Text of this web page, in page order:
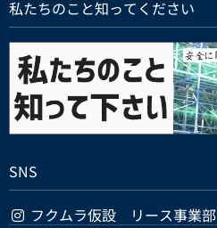
私たちのこと知ってください
SNS
フクムラ仮設 リース事業部